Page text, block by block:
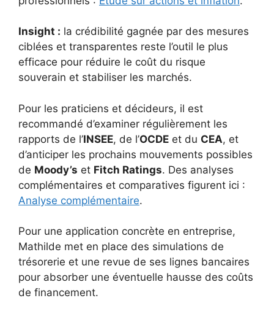
Insight : la crédibilité gagnée par des mesures
ciblées et transparentes reste l’outil le plus
efficace pour réduire le coût du risque
souverain et stabiliser les marchés.
Pour les praticiens et décideurs, il est
recommandé d’examiner régulièrement les
rapports de l’INSEE, de l’OCDE et du CEA, et
d’anticiper les prochains mouvements possibles
de Moody’s et Fitch Ratings. Des analyses
complémentaires et comparatives figurent ici :
Analyse complémentaire.
Pour une application concrète en entreprise,
Mathilde met en place des simulations de
trésorerie et une revue de ses lignes bancaires
pour absorber une éventuelle hausse des coûts
de financement.